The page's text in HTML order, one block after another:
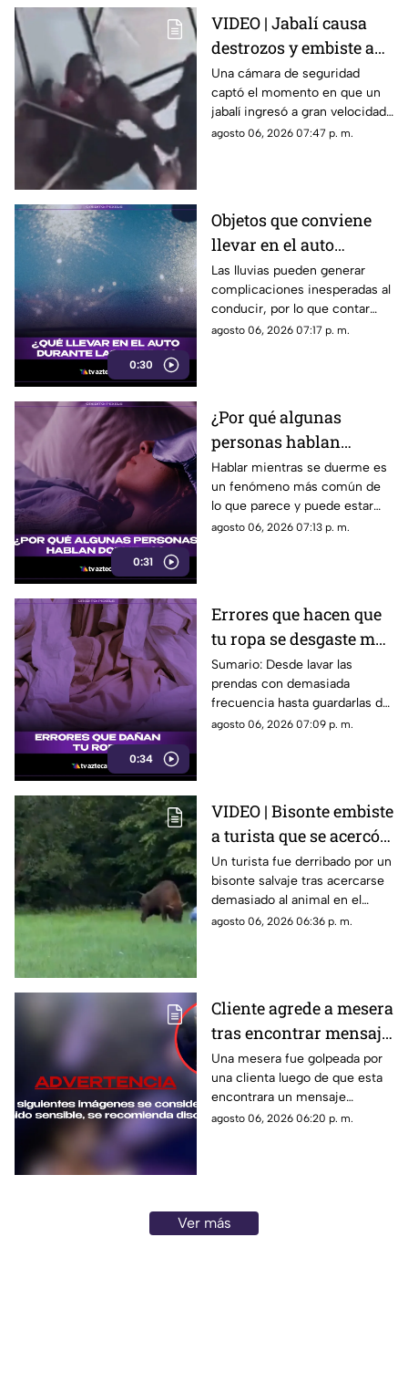
VIDEO | Jabalí causa
destrozos y embiste a
clientes luego de entrar
a un negocio
Una cámara de seguridad
captó el momento en que un
jabalí ingresó a gran velocidad
a un establecimiento en la
agosto 06, 2026 07:47 p. m.
0:30
Objetos que conviene
llevar en el auto
durante la temporada
de lluvias
Las lluvias pueden generar
complicaciones inesperadas al
conducir, por lo que contar
con algunos objetos básicos
agosto 06, 2026 07:17 p. m.
0:31
¿Por qué algunas
personas hablan
dormidas?
Hablar mientras se duerme es
un fenómeno más común de
lo que parece y puede estar
relacionado con factores como
agosto 06, 2026 07:13 p. m.
0:34
Errores que hacen que
tu ropa se desgaste más
rápido
Sumario: Desde lavar las
prendas con demasiada
frecuencia hasta guardarlas de
manera incorrecta, algunos
tiempo.
agosto 06, 2026 07:09 p. m.
VIDEO | Bisonte embiste
a turista que se acercó
para tomarse una selfie
en un bosque
Un turista fue derribado por un
bisonte salvaje tras acercarse
demasiado al animal en el
bosque de Białowieża, Polonia.
agosto 06, 2026 06:36 p. m.
Cliente agrede a mesera
tras encontrar mensaje
en el teléfono de su
novio
Una mesera fue golpeada por
una clienta luego de que esta
encontrara un mensaje
enviado al celular de su pareja.
agosto 06, 2026 06:20 p. m.
Ver más